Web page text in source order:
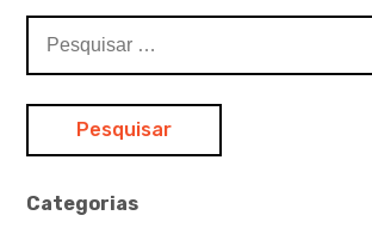
por:
Categorias